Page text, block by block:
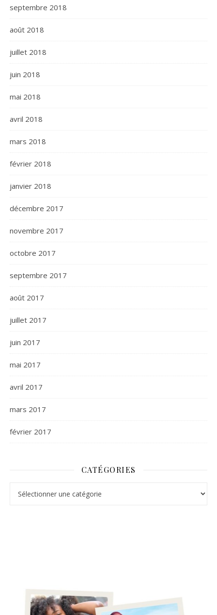
septembre 2018
août 2018
juillet 2018
juin 2018
mai 2018
avril 2018
mars 2018
février 2018
janvier 2018
décembre 2017
novembre 2017
octobre 2017
septembre 2017
août 2017
juillet 2017
juin 2017
mai 2017
avril 2017
mars 2017
février 2017
CATÉGORIES